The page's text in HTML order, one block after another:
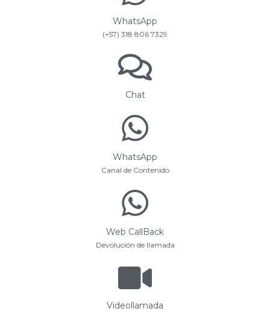
WhatsApp
(+57) 318 806 7329
Chat
WhatsApp
Canal de Contenido
Web CallBack
Devolución de llamada
Videollamada